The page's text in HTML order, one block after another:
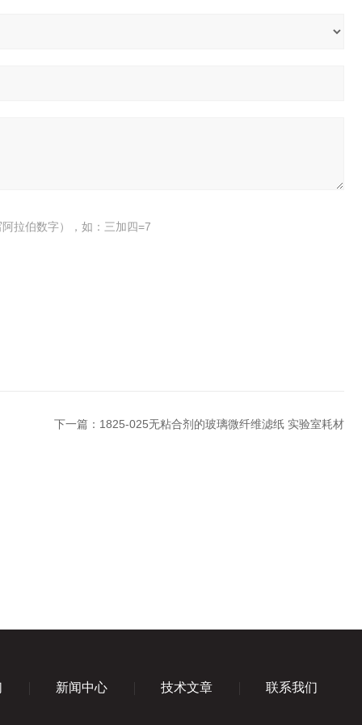
拉伯数字），如：三加四=7
下一篇： 1825-025无粘合剂的玻璃微纤维滤纸 实验室耗材
新闻中心 技术文章 联系我们